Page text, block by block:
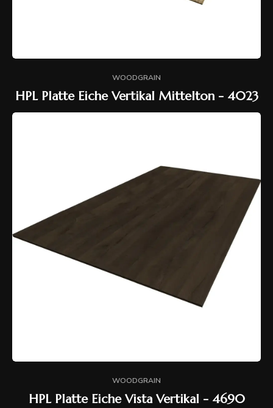
WOODGRAIN
HPL Platte Eiche Vertikal Mittelton - 4023
WOODGRAIN
HPL Platte Eiche Vista Vertikal - 4690